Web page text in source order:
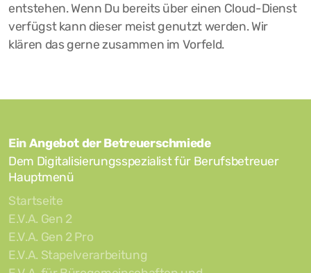
entstehen. Wenn Du bereits über einen Cloud-Dienst
verfügst kann dieser meist genutzt werden. Wir
klären das gerne zusammen im Vorfeld.
Ein Angebot der Betreuerschmiede
Dem Digitalisierungsspezialist für Berufsbetreuer
Hauptmenü
Startseite
E.V.A. Gen 2
E.V.A. Gen 2 Pro
E.V.A. Stapelverarbeitung